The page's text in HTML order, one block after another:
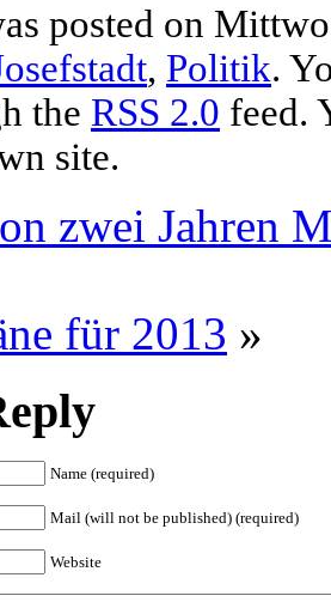
posted on
, Politik.
the RSS 2.0 feed.
site.
zwei Jahren
für 2013 »
Name (required)
Mail (will not be published) (required)
Website